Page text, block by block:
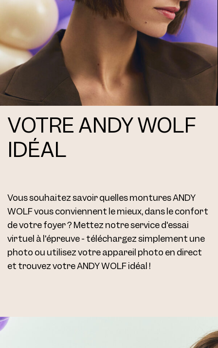
VOTRE ANDY WOLF
IDÉAL
Vous souhaitez savoir quelles montures ANDY
WOLF vous conviennent le mieux, dans le confort
de votre foyer ? Mettez notre service d'essai
virtuel à l'épreuve - téléchargez simplement une
photo ou utilisez votre appareil photo en direct
et trouvez votre ANDY WOLF idéal !
Frame AW06 Col. 13 47/24
AW06 Clip Col. 01 54
AW06 Clip Col. 02 54